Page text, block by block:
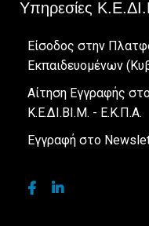
Υπηρεσίες
Είσοδος στην
Εκπαιδευομένων
Αίτηση Εγγραφής
Κ.Ε.ΔΙ.ΒΙ.Μ. - Ε.Κ.Π.Α.
Εγγραφή στο